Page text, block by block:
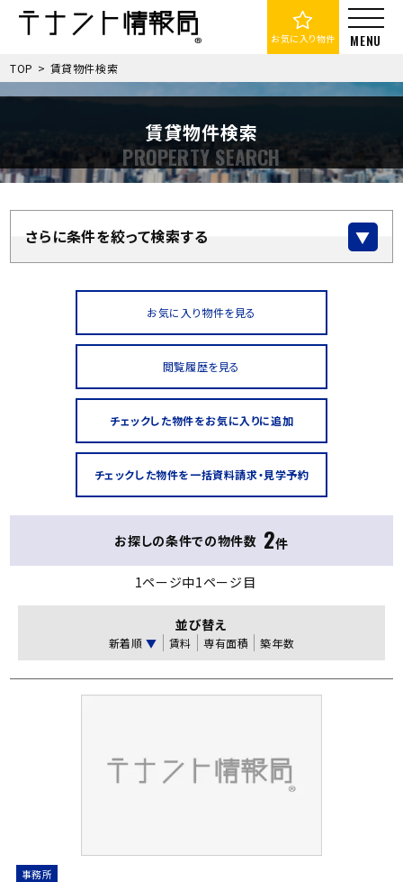
お気に入り物件
TOP > 賃貸物件検索
賃貸物件検索
さらに条件を絞って検索する
お気に入り物件を見る
閲覧履歴を見る
お探しの条件での物件数 2件
1ページ中1ページ目
並び替え
新着順 ▼ 賃料 専有面積 築年数
事務所